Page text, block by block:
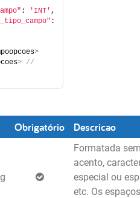
: 'INT' ,
>
> //
Obrigatório Descricao
Formatada
acento,
especial ou
etc. Os